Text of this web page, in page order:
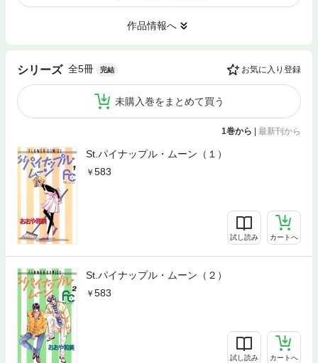
作品情報へ
シリーズ 全5冊 完結 お気に入り登録
未購入巻をまとめて買う
1巻から | 最新刊から
St.パイナップル・ムーン（１）
583
試し読み カートへ
St.パイナップル・ムーン（２）
583
試し読み カートへ